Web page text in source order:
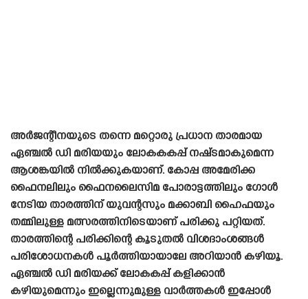
അർജന്റീനയുടെ തന്നെ മറ്റൊരു പ്രധാന താരമായ
ഏഞ്ചൽ ഡി മരിയയും ലോകകകപ്പ് നഷ്‌ടമാകുമെന്ന
ആശങ്കയിൽ നിൽക്കുകയാണ്. കോപ്പ അമേരിക്ക
ഫൈനലിലും ഫൈനലൈസിമ പോരാട്ടത്തിലും ഗോൾ
നേടിയ താരത്തിന് യുവന്റസും മക്കാബി ഹൈഫയും
തമ്മിലുള്ള മത്സരത്തിനിടെയാണ് പരിക്കു പറ്റിയത്.
താരത്തിന്റെ പരിക്കിന്റെ കൂടുതൽ വിശദാംശങ്ങൾ
പരിശോധനകൾ പൂർത്തിയായാലേ അറിയാൻ കഴിയൂ.
ഏഞ്ചൽ ഡി മരിയക്ക് ലോകകപ്പ് കളിക്കാൻ
കഴിയുമെന്നും ഇല്ലെന്നുമുള്ള വാർത്തകൾ ഇപ്പോൾ